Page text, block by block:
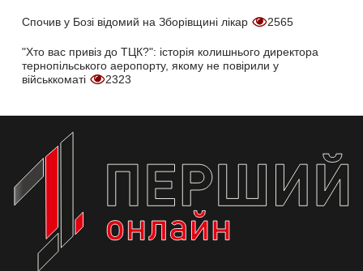
Спочив у Бозі відомий на Зборівщині лікар 2565
"Хто вас привіз до ТЦК?": історія колишнього директора
тернопільського аеропорту, якому не повірили у
військкоматі
2323